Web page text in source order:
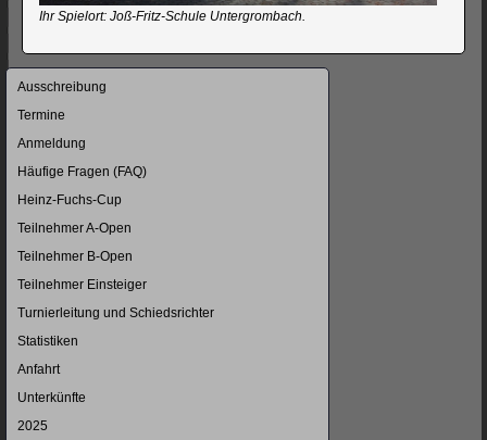
Ihr Spielort: Joß-Fritz-Schule Untergrombach.
Navigation
Ausschreibung
Termine
Anmeldung
Häufige Fragen (FAQ)
Heinz-Fuchs-Cup
Teilnehmer A-Open
Teilnehmer B-Open
Teilnehmer Einsteiger
Turnierleitung und Schiedsrichter
Statistiken
Anfahrt
Unterkünfte
2025